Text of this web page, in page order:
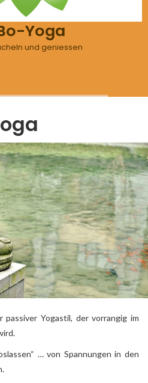
Yoga
und geniessen
Yogastil, der vorrangig im
… von Spannungen in den